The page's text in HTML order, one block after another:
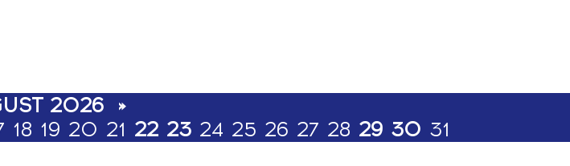
2026
»
18 19 20 21 22 23 24 25 26 27 28 29 30 31